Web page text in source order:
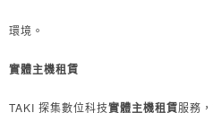
環境。
實體主機租賃
TAKI 探集數位科技實體主機租賃服務